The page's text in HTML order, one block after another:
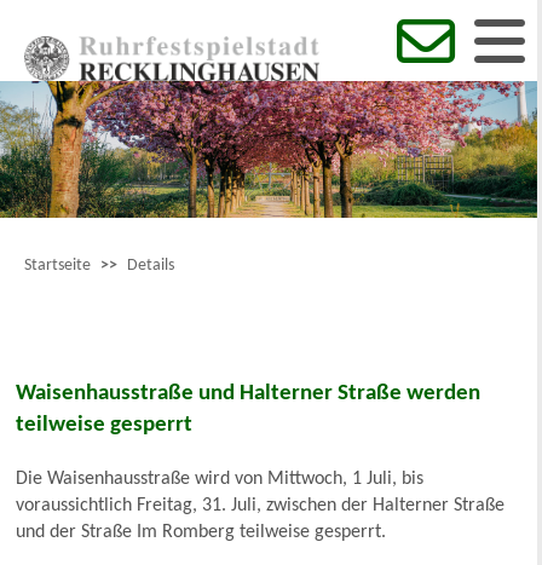
Startseite >> Details
Waisenhausstraße und Halterner Straße werden
teilweise gesperrt
Die Waisenhausstraße wird von Mittwoch, 1 Juli, bis
voraussichtlich Freitag, 31. Juli, zwischen der Halterner Straße
und der Straße Im Romberg teilweise gesperrt.